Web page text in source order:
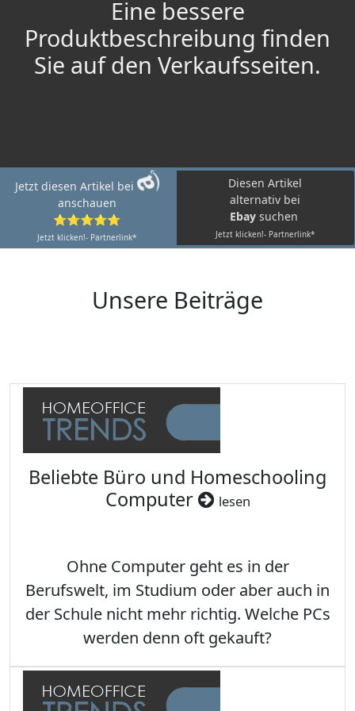
Eine bessere
Produktbeschreibung finden
Sie auf den Verkaufsseiten.
Jetzt diesen Artikel bei
anschauen
⭐⭐⭐⭐⭐
Jetzt klicken!- Partnerlink*
Diesen Artikel
alternativ bei
Ebay suchen
Jetzt klicken!- Partnerlink*
Unsere Beiträge
Beliebte Büro und Homeschooling
Computer
lesen
Ohne Computer geht es in der
Berufswelt, im Studium oder aber auch in
der Schule nicht mehr richtig. Welche PCs
werden denn oft gekauft?